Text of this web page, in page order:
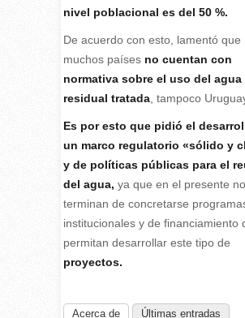
nivel poblacional es del 50 %.
De acuerdo con esto, lamentó que
muchos países no cuentan con
normativa sobre el uso del agua
residual tratada, tampoco
Es por esto que pidió el
un marco regulatorio «sólido y
y de políticas públicas para el
del agua, ya que en el presente no
terminan de concretarse
institucionales y de financiamiento
permitan desarrollar este tipo de
proyectos.
Acerca de Últimas entradas